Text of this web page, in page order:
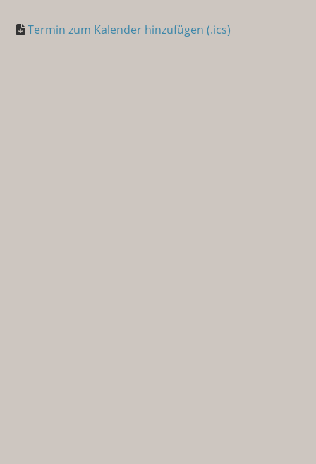
Termin zum Kalender hinzufügen (.ics)